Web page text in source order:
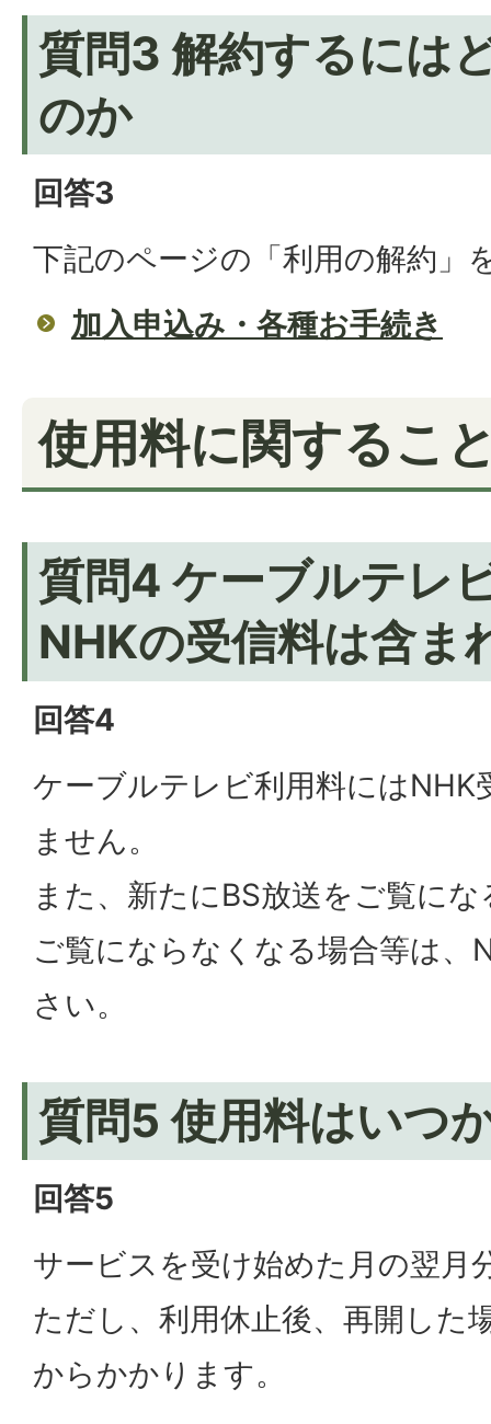
質問3 解約するには
のか
回答3
下記のページの「利用の解約」
加入申込み・各種お手続き
使用料に関するこ
質問4 ケーブルテレ
NHKの受信料は含ま
回答4
ケーブルテレビ利用料にはNHK
ません。
また、新たにBS放送をご覧に
ご覧にならなくなる場合等は、
さい。
質問5 使用料はいつ
回答5
サービスを受け始めた月の翌月
ただし、利用休止後、再開した
からかかります。